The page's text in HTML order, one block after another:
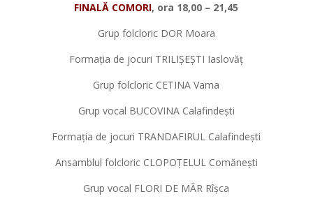
FINALĂ COMORI, ora 18,00 – 21,45
Grup folcloric DOR Moara
Formația de jocuri TRILIȘEȘTI Iaslovăț
Grup folcloric CETINA Vama
Grup vocal BUCOVINA Calafindești
Formația de jocuri TRANDAFIRUL Calafindești
Ansamblul folcloric CLOPOȚELUL Comănești
Grup vocal FLORI DE MĂR Rîșca